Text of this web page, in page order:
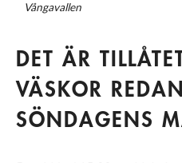
Vångavallen
DET ÄR
VÄSKOR
SÖNDAGENS